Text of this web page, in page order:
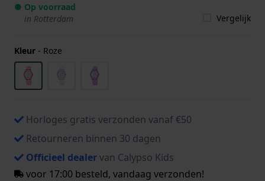
● Op voorraad
in Rotterdam
Vergelijk
Kleur - Roze
Horloges gratis verzonden vanaf €50
Retourneren binnen 30 dagen
Officieel dealervan Calypso Kids
voor 17:00 besteld, vandaag verzonden!